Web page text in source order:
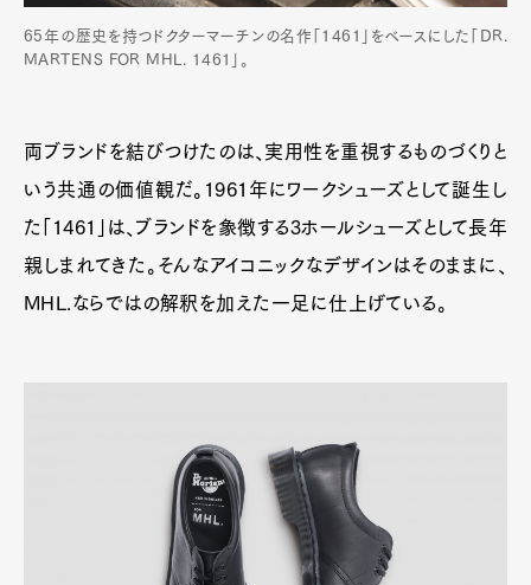
Pen Membership
Pen Meet
65年の歴史を持つドクターマーチンの名作「1461」をベースにした「DR.
MARTENS FOR MHL. 1461」。
両ブランドを結びつけたのは、実用性を重視するものづくりと
いう共通の価値観だ。1961年にワークシューズとして誕生し
た「1461」は、ブランドを象徴する3ホールシューズとして長年
親しまれてきた。そんなアイコニックなデザインはそのままに、
MHL.ならではの解釈を加えた一足に仕上げている。